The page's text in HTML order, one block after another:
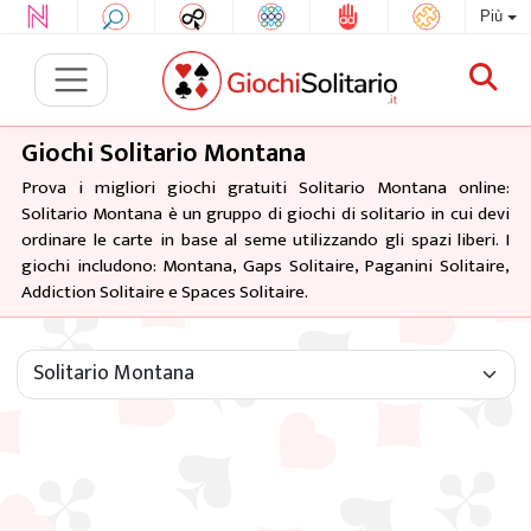
Più
Giochi Solitario Montana
Prova i migliori giochi gratuiti Solitario Montana online:
Solitario Montana è un gruppo di giochi di solitario in cui devi
ordinare le carte in base al seme utilizzando gli spazi liberi. I
giochi includono: Montana, Gaps Solitaire, Paganini Solitaire,
Addiction Solitaire e Spaces Solitaire.